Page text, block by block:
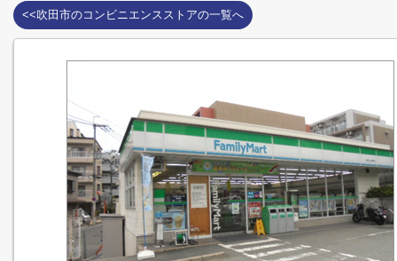
<<吹田市のコンビニエンスストアの一覧へ